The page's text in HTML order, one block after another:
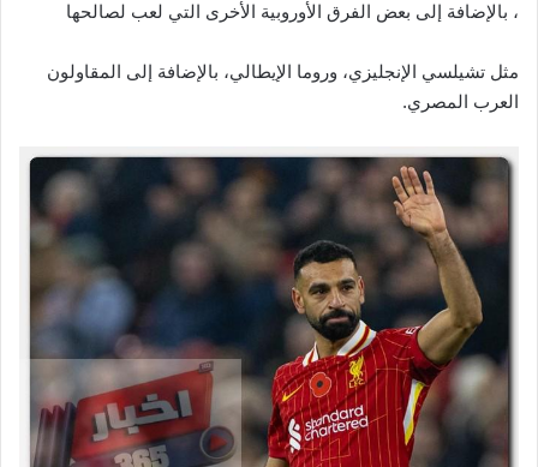
، بالإضافة إلى بعض الفرق الأوروبية الأخرى التي لعب لصالحها
مثل تشيلسي الإنجليزي، وروما الإيطالي، بالإضافة إلى المقاولون
العرب المصري.